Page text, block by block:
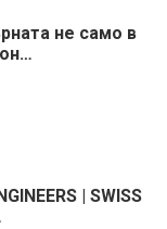
не само в
| SWISS